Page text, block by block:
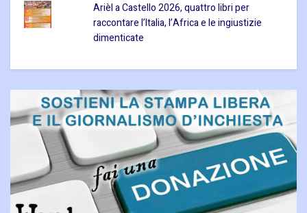
Arièl a Castello 2026, quattro libri per
raccontare l’Italia, l’Africa e le ingiustizie
dimenticate